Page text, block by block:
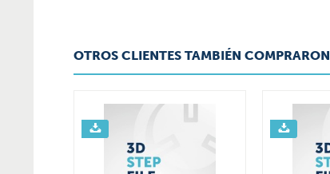
OTROS CLIENTES TAMBIÉN COMPRARON